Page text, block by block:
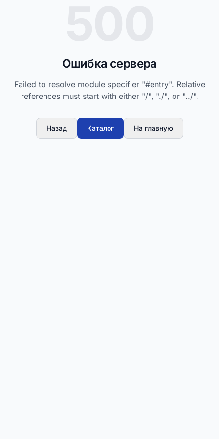
Ошибка сервера
Failed to resolve module specifier "#entry". Relative
references must start with either "/", "./", or "../".
Назад Каталог На главную